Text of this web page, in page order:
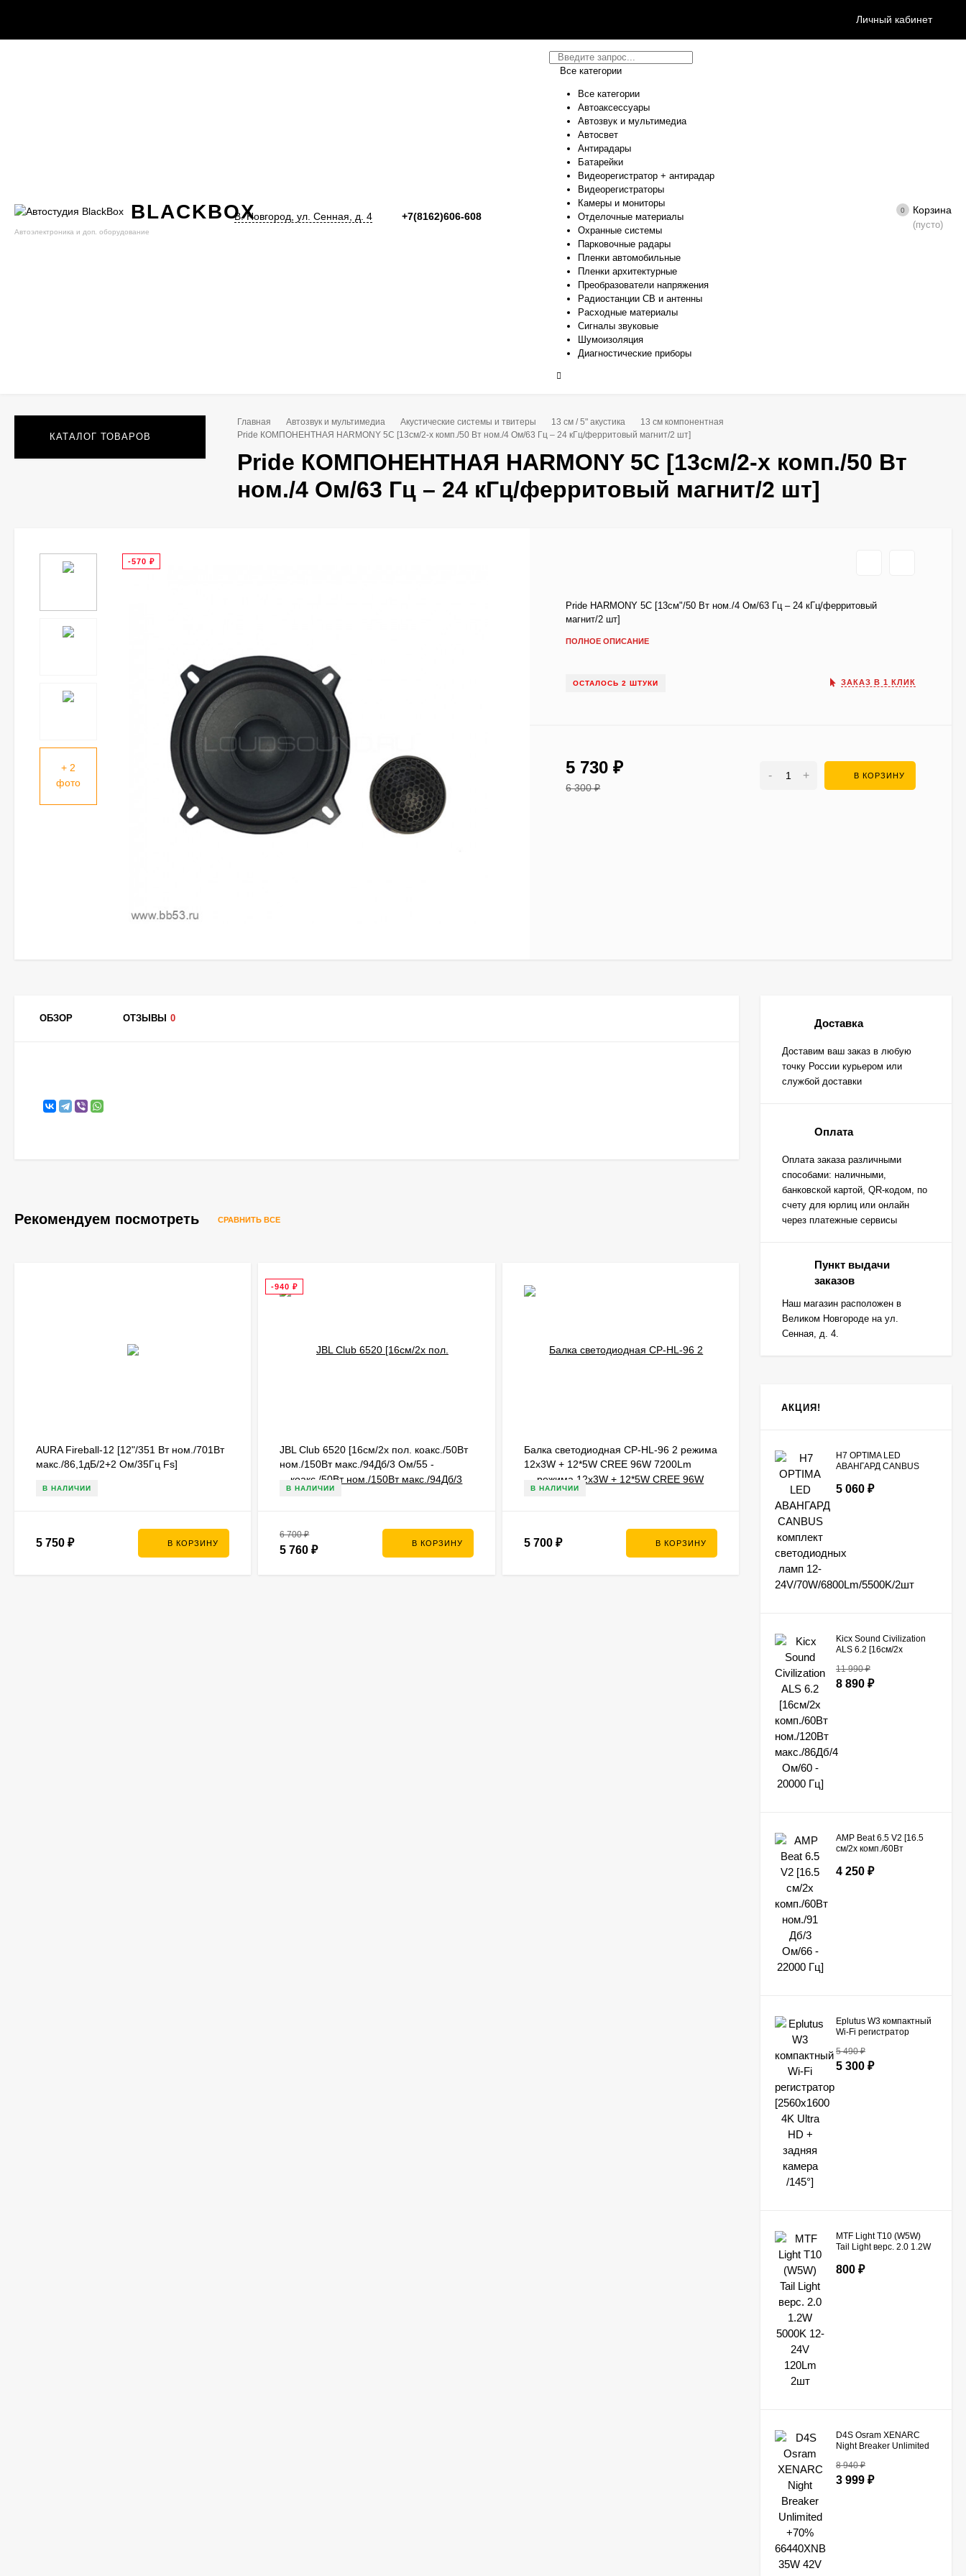
Личный кабинет
BLACKBOX
Автоэлектроника и доп. оборудование
В. Новгород, ул. Сенная, д. 4 +7(8162)606-608
Все категории
Все категории
Автоаксессуары
Автозвук и мультимедиа
Автосвет
Антирадары
Батарейки
Видеорегистратор + антирадар
Видеорегистраторы
Камеры и мониторы
Отделочные материалы
Охранные системы
Парковочные радары
Пленки автомобильные
Пленки архитектурные
Преобразователи напряжения
Радиостанции CB и антенны
Расходные материалы
Сигналы звуковые
Шумоизоляция
Диагностические приборы
0 Корзина
(пусто)
КАТАЛОГ ТОВАРОВ
Главная Автозвук и мультимедиа Акустические системы и твитеры 13 см / 5" акустика
13 см компонентная
Pride КОМПОНЕНТНАЯ HARMONY 5C [13см/2-х комп./50 Вт ном./4 Ом/63 Гц – 24 кГц/ферритовый магнит/2 шт]
Pride КОМПОНЕНТНАЯ HARMONY 5C [13см/2-х комп./50 Вт
ном./4 Ом/63 Гц – 24 кГц/ферритовый магнит/2 шт]
+ 2
фото
-570 ₽
Pride HARMONY 5С [13см"/50 Вт ном./4 Ом/63 Гц – 24 кГц/ферритовый
магнит/2 шт]
ПОЛНОЕ ОПИСАНИЕ
ОСТАЛОСЬ 2 ШТУКИ ЗАКАЗ В 1 КЛИК
5 730₽
6 300₽
- + В КОРЗИНУ
ОБЗОР ОТЗЫВЫ 0
Рекомендуем посмотреть СРАВНИТЬ ВСЕ
AURA Fireball-12 [12"/351 Вт ном./701Вт
макс./86,1дБ/2+2 Ом/35Гц Fs]
В НАЛИЧИИ
5 750 ₽ В КОРЗИНУ
-940₽
JBL Club 6520 [16см/2х пол. коакс./50Вт
ном./150Вт макс./94Дб/3 Ом/55 -
20000Гц]
В НАЛИЧИИ
6 700₽
5 760₽
В КОРЗИНУ
Балка светодиодная CP-HL-96 2 режима
12x3W + 12*5W CREE 96W 7200Lm
360*80*95 мм [1 шт., 9-32V]
В НАЛИЧИИ
5 700 ₽ В КОРЗИНУ
Балка светодиодная CP-3R-432 Spot
направленный SMD 3030 432W [1 шт., 9-
32V]
В НАЛИЧИИ
6 990₽
5 700₽
Доставка
Доставим ваш заказ в любую
точку России курьером или
службой доставки
Оплата
Оплата заказа различными
способами: наличными,
банковской картой, QR-кодом, по
счету для юрлиц или онлайн
через платежные сервисы
Пункт выдачи
заказов
Наш магазин расположен в
Великом Новгороде на ул.
Сенная, д. 4.
АКЦИЯ!
H7 OPTIMA LED
АВАНГАРД CANBUS
ламп 12-
5 060 ₽
Kicx Sound Civilization
ALS 6.2 [16см/2x
макс./86Дб/4 Ом/60 -
20000 Гц]
11 990₽
8 890 ₽
AMP Beat 6.5 V2 [16.5
см/2х комп./60Вт
22000 Гц]
4 250 ₽
Eplutus W3 компактный
Wi-Fi регистратор
+ задняя камера /145°]
5 490₽
5 300 ₽
MTF Light T10 (W5W)
Tail Light верс. 2.0 1.2W
2шт
800 ₽
D4S Osram XENARC
Night Breaker Unlimited
42V P32d-5 5x2 4M
(1шт)
8 940₽
3 999 ₽